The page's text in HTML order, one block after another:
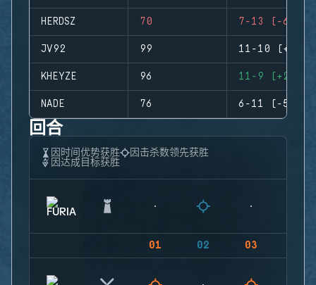
HERDSZ 70 7-13 (-6)
JV92 99 11-10 (+1)
KHEYZE 96 11-9 (+2)
NADE 76 6-11 (-5)
回合
因时间优势获胜
因击杀数领先获胜
因达成目标获胜
01 02 03